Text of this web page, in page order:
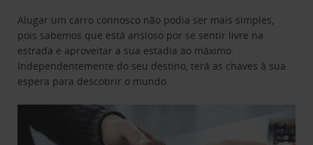
Alugar um carro connosco não podia ser mais simples,
pois sabemos que está ansioso por se sentir livre na
estrada e aproveitar a sua estadia ao máximo.
Independentemente do seu destino, terá as chaves à sua
espera para descobrir o mundo.